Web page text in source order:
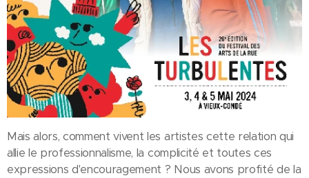
Mais alors, comment vivent les artistes cette relation qui
allie le professionnalisme, la complicité et toutes ces
expressions d'encouragement ? Nous avons profité de la